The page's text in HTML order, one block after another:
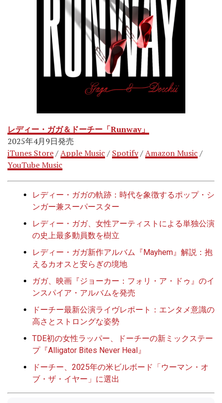
レディー・ガガ＆ドーチー「Runway」
2025年4月9日発売
iTunes Store/Apple Music / Spotify/Amazon Music /
YouTube Music
レディー・ガガの軌跡：時代を象徴するポップ・シ
ンガー兼スーパースター
レディー・ガガ、女性アーティストによる単独公演
の史上最多動員数を樹立
レディー・ガガ新作アルバム『Mayhem』解説：抱
えるカオスと安らぎの境地
ガガ、映画『ジョーカー：フォリ・ア・ドゥ』のイ
ンスパイア・アルバムを発売
ドーチー最新公演ライヴレポート：エンタメ意識の
高さとストロングな姿勢
TDE初の女性ラッパー、ドーチーの新ミックステー
プ『Alligator Bites Never Heal』
ドーチー、2025年の米ビルボード「ウーマン・オ
ブ・ザ・イヤー」に選出